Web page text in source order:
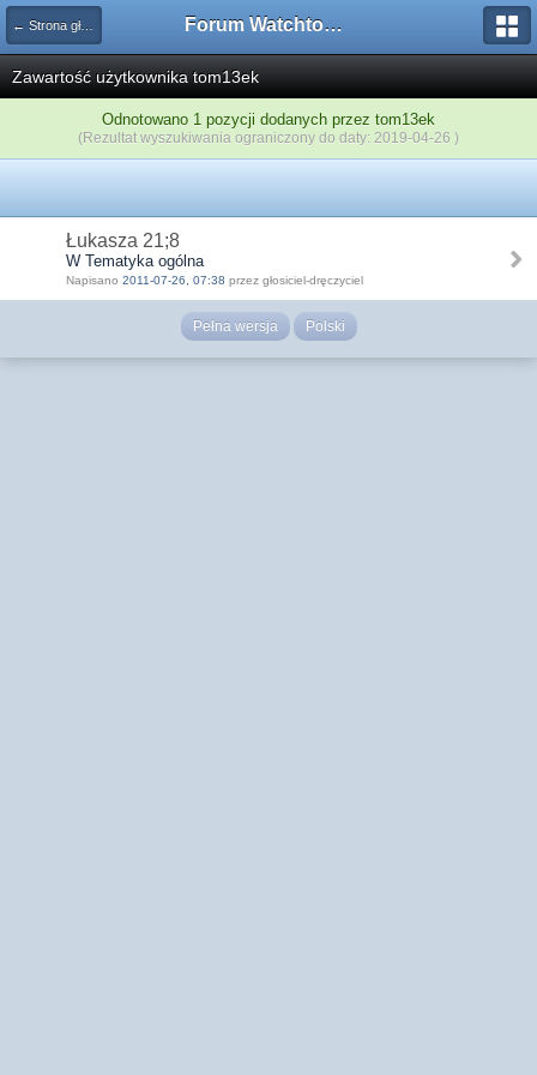
← Strona główna Forum Watchtower
Zawartość użytkownika tom13ek
Odnotowano 1 pozycji dodanych przez tom13ek
(Rezultat wyszukiwania ograniczony do daty: 2019-04-26 )
Łukasza 21;8
W Tematyka ogólna
Napisano 2011-07-26, 07:38 przez głosiciel-dręczyciel
Pełna wersja Polski